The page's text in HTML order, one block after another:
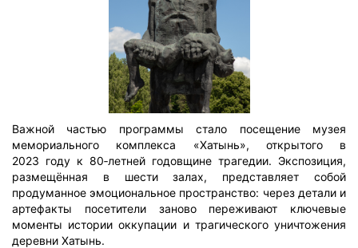
Важной частью программы стало посещение музея
мемориального комплекса «Хатынь», открытого в
2023 году к 80‑летней годовщине трагедии. Экспозиция,
размещённая в шести залах, представляет собой
продуманное эмоциональное пространство: через детали и
артефакты посетители заново переживают ключевые
моменты истории оккупации и трагического уничтожения
деревни Хатынь.